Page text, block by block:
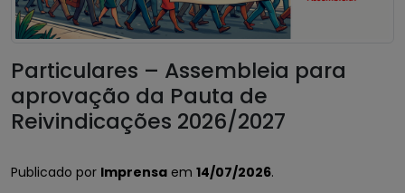
Particulares – Assembleia para
aprovação da Pauta de
Reivindicações 2026/2027
Publicado por Imprensa em 14/07/2026.